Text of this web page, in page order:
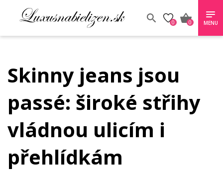
0 0 MENU
Skinny jeans jsou
passé: široké střihy
vládnou ulicím i
přehlídkám